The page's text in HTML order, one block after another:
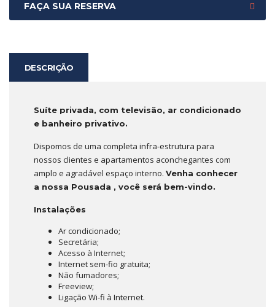
FAÇA SUA RESERVA
DESCRIÇÃO
Suíte privada, com televisão, ar condicionado
e banheiro privativo.
Dispomos de uma completa infra-estrutura para
nossos clientes e apartamentos aconchegantes com
amplo e agradável espaço interno. Venha conhecer
a nossa Pousada , você será bem-vindo.
Instalações
Ar condicionado;
Secretária;
Acesso à Internet;
Internet sem-fio gratuita;
Não fumadores;
Freeview;
Ligação Wi-fi à Internet.